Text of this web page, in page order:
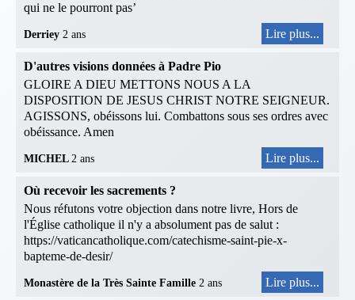
qui ne le pourront pas’
Derriey 2 ans Lire plus...
D'autres visions données à Padre Pio
GLOIRE A DIEU METTONS NOUS A LA
DISPOSITION DE JESUS CHRIST NOTRE SEIGNEUR.
AGISSONS, obéissons lui. Combattons sous ses ordres avec
obéissance. Amen
MICHEL 2 ans Lire plus...
Où recevoir les sacrements ?
Nous réfutons votre objection dans notre livre, Hors de
l'Église catholique il n'y a absolument pas de salut :
https://vaticancatholique.com/catechisme-saint-pie-x-
bapteme-de-desir/
Monastère de la Très Sainte Famille 2 ans Lire plus...